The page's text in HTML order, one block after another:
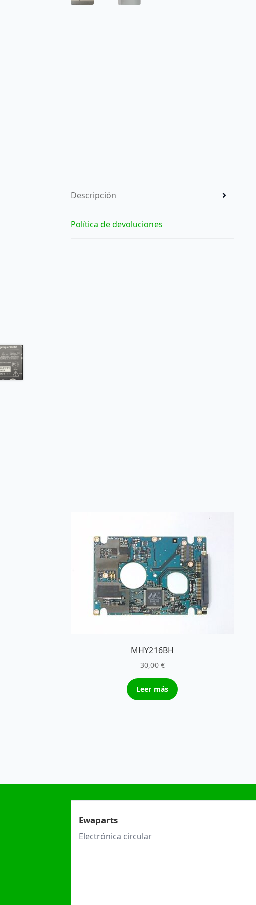
Descripción
Política de devoluciones
MHY216BH
30,00 €
Leer más
Ewaparts
Electrónica circular